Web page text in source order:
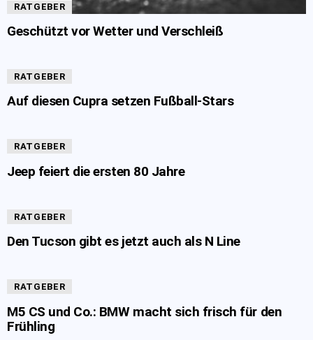
RATGEBER
Geschützt vor Wetter und Verschleiß
RATGEBER
Auf diesen Cupra setzen Fußball-Stars
RATGEBER
Jeep feiert die ersten 80 Jahre
RATGEBER
Den Tucson gibt es jetzt auch als N Line
RATGEBER
M5 CS und Co.: BMW macht sich frisch für den
Frühling